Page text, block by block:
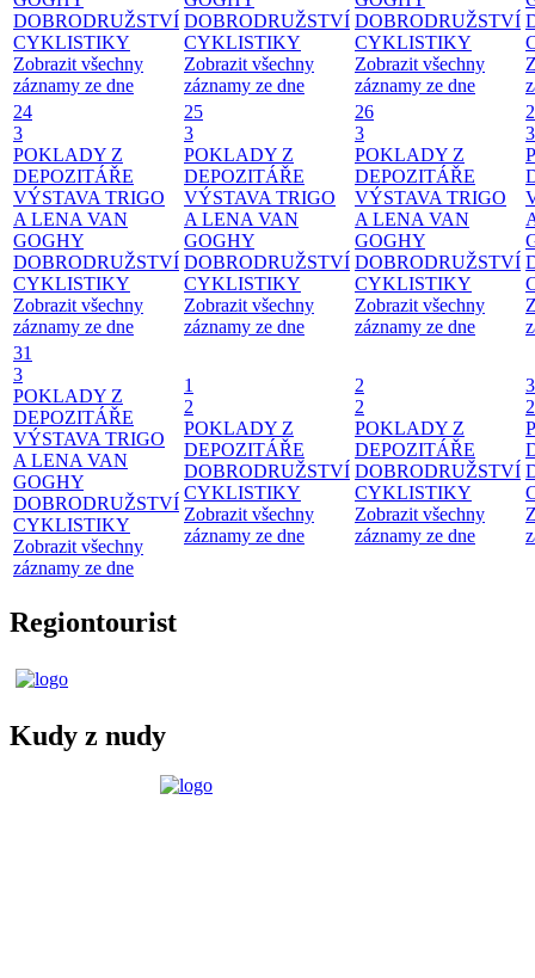
DOBRODRUŽSTVÍ
CYKLISTIKY
Zobrazit všechny
záznamy ze dne
DOBRODRUŽSTVÍ
CYKLISTIKY
Zobrazit všechny
záznamy ze dne
DOBRODRUŽSTVÍ
CYKLISTIKY
Zobrazit všechny
záznamy ze dne
24
3
POKLADY Z
DEPOZITÁŘE
VÝSTAVA TRIGO
A LENA VAN
GOGHY
DOBRODRUŽSTVÍ
CYKLISTIKY
Zobrazit všechny
záznamy ze dne
25
3
POKLADY Z
DEPOZITÁŘE
VÝSTAVA TRIGO
A LENA VAN
GOGHY
DOBRODRUŽSTVÍ
CYKLISTIKY
Zobrazit všechny
záznamy ze dne
26
3
POKLADY Z
DEPOZITÁŘE
VÝSTAVA TRIGO
A LENA VAN
GOGHY
DOBRODRUŽSTVÍ
CYKLISTIKY
Zobrazit všechny
záznamy ze dne
3
31
3
POKLADY Z
DEPOZITÁŘE
VÝSTAVA TRIGO
A LENA VAN
GOGHY
DOBRODRUŽSTVÍ
CYKLISTIKY
Zobrazit všechny
záznamy ze dne
1
2
POKLADY Z
DEPOZITÁŘE
DOBRODRUŽSTVÍ
CYKLISTIKY
Zobrazit všechny
záznamy ze dne
2
2
POKLADY Z
DEPOZITÁŘE
DOBRODRUŽSTVÍ
CYKLISTIKY
Zobrazit všechny
záznamy ze dne
3
2
Regiontourist
Kudy z nudy